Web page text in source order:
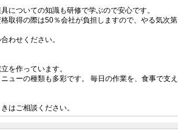
についての知識も研修で学ぶので安心です。
取得の際は50％会社が負担しますので、やる気次第
わせください。
を作っています。
ューの種類も多彩です。 毎日の作業を、食事で支え
はご相談ください。